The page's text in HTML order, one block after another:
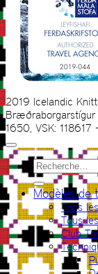
2019 Icelandic
Bræðraborgarstígur
1650, VSK: 118617
Recherche
pour :
Modèles de
Tous
Tous
Club